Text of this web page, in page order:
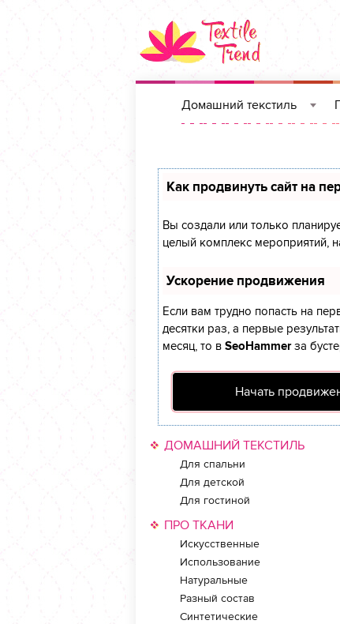
Домашний текстиль
Как продвинуть сайт на
Вы создали или только
целый комплекс мероприятий,
Ускорение продвижения
Если вам трудно попасть на
десятки раз, а первые
месяц, то в SeoHammerза
Начать
ДОМАШНИЙ ТЕКСТИЛЬ
Для спальни
Для детской
Для гостиной
ПРО ТКАНИ
Искусственные
Использование
Натуральные
Разный состав
Синтетические